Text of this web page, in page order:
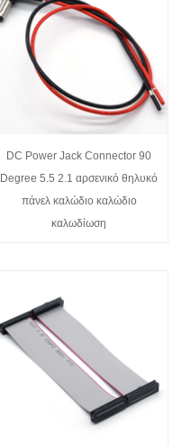
DC Power Jack Connector 90
Degree 5.5 2.1 αρσενικό θηλυκό
πάνελ καλώδιο καλώδιο
καλωδίωση